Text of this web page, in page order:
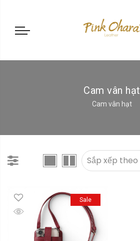
Cam vân hạt
Cam vân hạt
Sale